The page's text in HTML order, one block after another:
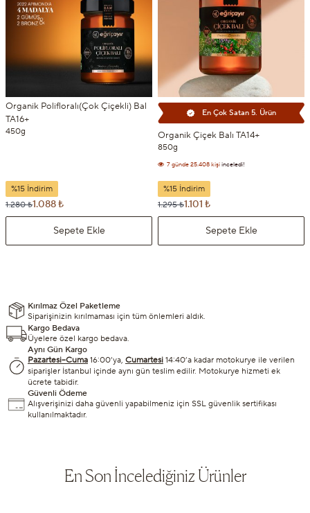
Organik Polifloralı(Çok Çiçekli) Bal
TA16+
450g
%15 İndirim
1.280 ₺1.088 ₺
Sepete Ekle
En Çok Satan 5. Ürün
Organik Çiçek Balı TA14+
850g
7 günde25.408 kişiinceledi!
7 günde 2.512 kişi
%15 İndirim
1.295 ₺1.101 ₺
Sepete Ekle
Kırılmaz Özel Paketleme
Siparişinizin kırılmaması için tüm önlemleri aldık.
Kargo Bedava
Üyelere özel kargo bedava.
Aynı Gün Kargo
Pazartesi–Cuma 16:00’ya, Cumartesi 14:40’a kadar motokurye ile verilen
siparişler İstanbul içinde aynı gün teslim edilir. Motokurye hizmeti ek
ücrete tabidir.
Güvenli Ödeme
Alışverişinizi daha güvenli yapabilmeniz için SSL güvenlik sertifikası
kullanılmaktadır.
En Son İncelediğiniz Ürünler